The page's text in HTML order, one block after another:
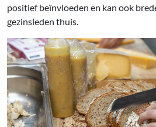
positief beïnvloeden en kan ook
gezinsleden thuis.